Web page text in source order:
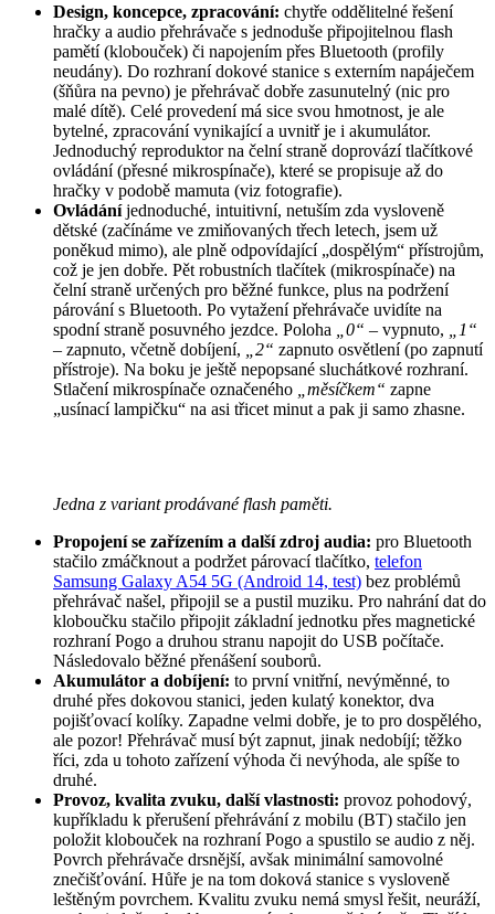
Design, koncepce, zpracování: chytře oddělitelné řešení
hračky a audio přehrávače s jednoduše připojitelnou flash
pamětí (klobouček) či napojením přes Bluetooth (profily
neudány). Do rozhraní dokové stanice s externím napáječem
(šňůra na pevno) je přehrávač dobře zasunutelný (nic pro
malé dítě). Celé provedení má sice svou hmotnost, je ale
bytelné, zpracování vynikající a uvnitř je i akumulátor.
Jednoduchý reproduktor na čelní straně doprovází tlačítkové
ovládání (přesné mikrospínače), které se propisuje až do
hračky v podobě mamuta (viz fotografie).
Ovládáníjednoduché, intuitivní, netuším zda vysloveně
dětské (začínáme ve zmiňovaných třech letech, jsem už
poněkud mimo), ale plně odpovídající „dospělým“ přístrojům,
což je jen dobře. Pět robustních tlačítek (mikrospínače) na
čelní straně určených pro běžné funkce, plus na podržení
párování s Bluetooth. Po vytažení přehrávače uvidíte na
spodní straně posuvného jezdce. Poloha „0“ – vypnuto,
„1“
– zapnuto, včetně dobíjení,
„2“ zapnuto osvětlení (po zapnutí
přístroje). Na boku je ještě nepopsané sluchátkové rozhraní.
Stlačení mikrospínače označeného
„měsíčkem“ zapne
„usínací lampičku“ na asi třicet minut a pak ji samo zhasne.
Jedna z variant prodávané flash paměti.
Propojení se zařízením a další zdroj audia: pro Bluetooth
stačilo zmáčknout a podržet párovací tlačítko, telefon
Samsung Galaxy A54 5G (Android 14, test) bez problémů
přehrávač našel, připojil se a pustil muziku. Pro nahrání dat do
kloboučku stačilo připojit základní jednotku přes magnetické
rozhraní Pogo a druhou stranu napojit do USB počítače.
Následovalo běžné přenášení souborů.
Akumulátor a dobíjení: to první vnitřní, nevýměnné, to
druhé přes dokovou stanici, jeden kulatý konektor, dva
pojišťovací kolíky. Zapadne velmi dobře, je to pro dospělého,
ale pozor! Přehrávač musí být zapnut, jinak nedobíjí; těžko
říci, zda u tohoto zařízení výhoda či nevýhoda, ale spíše to
druhé.
Provoz, kvalita zvuku, další vlastnosti: provoz pohodový,
kupříkladu k přerušení přehrávání z mobilu (BT) stačilo jen
položit klobouček na rozhraní Pogo a spustilo se audio z něj.
Povrch přehrávače drsnější, avšak minimální samovolné
znečišťování. Hůře je na tom doková stanice s vysloveně
leštěným povrchem. Kvalitu zvuku nemá smysl řešit, neuráží,